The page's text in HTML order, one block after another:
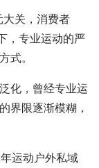
关，消费者
，专业运动的严
式。
化，曾经专业运
界限逐渐模糊，
运动户外私域